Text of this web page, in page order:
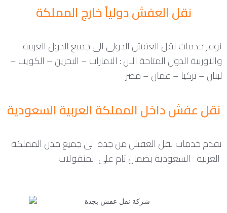
نقل العفش دولياً خارج المملكة
نوفر خدمات نقل العفش الدولى الى جميع الدول العربية
والاوربية الدول المتاحة الان : الامارات – البحرين – الكويت –
لبنان – تركيا – عمان – مصر
نقل عفش داخل المملكة العربية السعودية
نقدم خدمات نقل العفش من جدة الى جميع مدن المملكة